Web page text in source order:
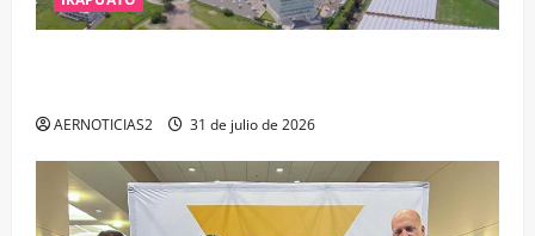
AERNOTICIAS2 31 de julio de 2026